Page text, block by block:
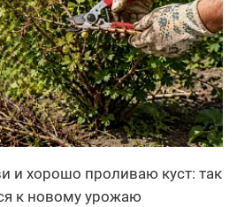
и хорошо проливаю куст: так
к новому урожаю